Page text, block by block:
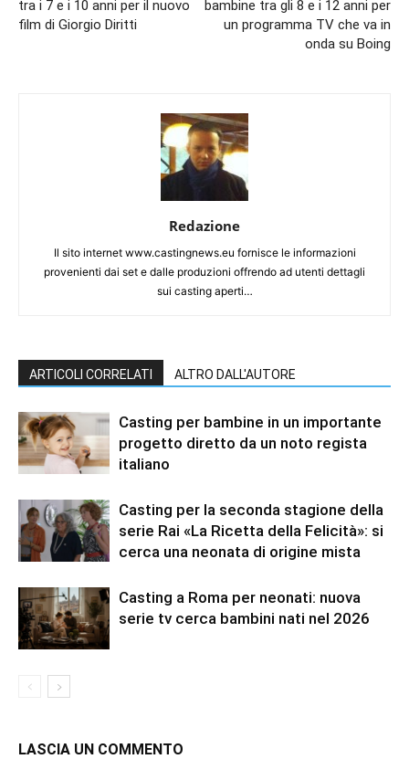
tra i 7 e i 10 anni per il nuovo
film di Giorgio Diritti
bambine tra gli 8 e i 12 anni per
un programma TV che va in
onda su Boing
Redazione
Il sito internet www.castingnews.eu fornisce le informazioni
provenienti dai set e dalle produzioni offrendo ad utenti dettagli
sui casting aperti…
ARTICOLI CORRELATI ALTRO DALL'AUTORE
Casting per bambine in un importante
progetto diretto da un noto regista
italiano
Casting per la seconda stagione della
serie Rai «La Ricetta della Felicità»: si
cerca una neonata di origine mista
Casting a Roma per neonati: nuova
serie tv cerca bambini nati nel 2026
LASCIA UN COMMENTO